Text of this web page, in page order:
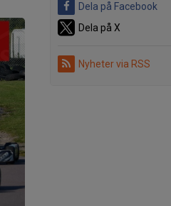
Dela på Facebook
Dela på X
Nyheter via RSS